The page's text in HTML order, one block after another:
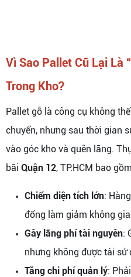
Vì Sao Pallet Cũ Lại Là
Trong Kho?
Pallet gỗ là công cụ không
chuyển, nhưng sau thời gian
vào góc kho và quên lãng.
bãi Quận 12, TP.HCM bao
Chiếm diện tích lớn:
đống làm giảm không
Gây lãng phí tài nguyên:
nhưng không được tái sử
Tăng chi phí quản lý: